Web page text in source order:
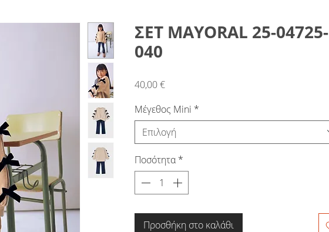
ΣΕΤ MAYORAL 25-04725-
040
40,00 €Τιμή
Μέγεθος Mini *
Επιλογή
Ποσότητα *
Προσθήκη στο καλάθι